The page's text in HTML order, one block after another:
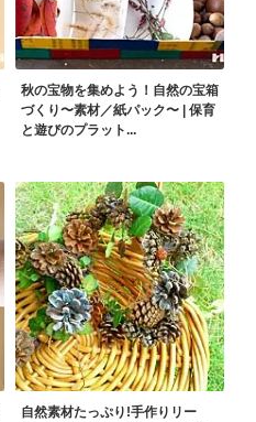
秋の宝物を集めよう！自然の宝箱
づくり〜素材／紙パック〜 | 保育
と遊びのプラット...
自然素材たっぷり!手作りリー